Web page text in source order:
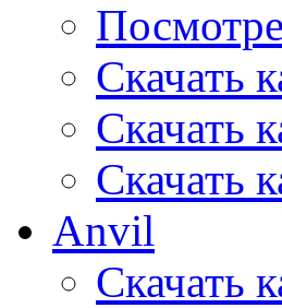
Скачать
Скачать
Скачать
Anvil
Скачать